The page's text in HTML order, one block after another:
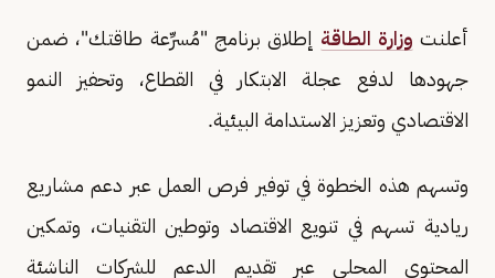
أعلنت وزارة الطاقة إطلاق برنامج "مُسرِّعة طاقتك"، ضمن
جهودها لدفع عجلة الابتكار في القطاع، وتحفيز النمو
الاقتصادي وتعزيز الاستدامة البيئية.
وتسهم هذه الخطوة في توفير فرص العمل عبر دعم مشاريع
ريادية تسهم في تنويع الاقتصاد وتوطين التقنيات، وتمكين
المحتوى المحلي عبر تقديم الدعم للشركات الناشئة